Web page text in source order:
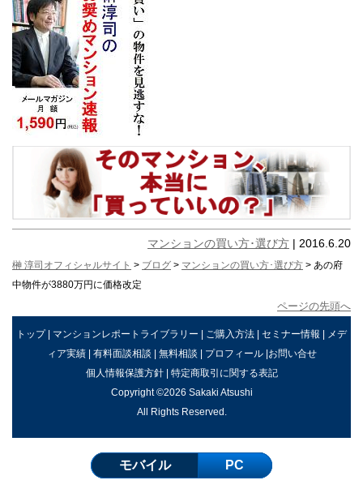
マンションの買い方･選び方 | 2016.6.20
榊 淳司オフィシャルサイト > ブログ > マンションの買い方･選び方 > あの府
中物件が3880万円に価格改定
ページの先頭へ
トップ| マンションレポートライブラリー ご購入方法 セミナー情報
メデ
ィア実績| 有料面談相談 無料相談 プロフィール| お問い合せ
個人情報保護方針| 特定商取引に関する表記
Copyright ©2026 Sakaki Atsushi
All Rights Reserved.
モバイル PC